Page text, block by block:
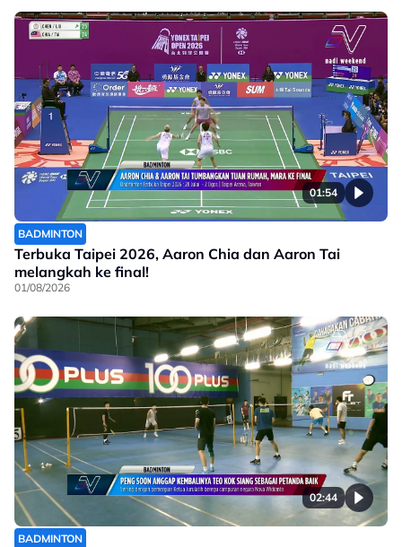
01:54
BADMINTON
Terbuka Taipei 2026, Aaron Chia dan Aaron Tai
melangkah ke final!
01/08/2026
02:44
BADMINTON